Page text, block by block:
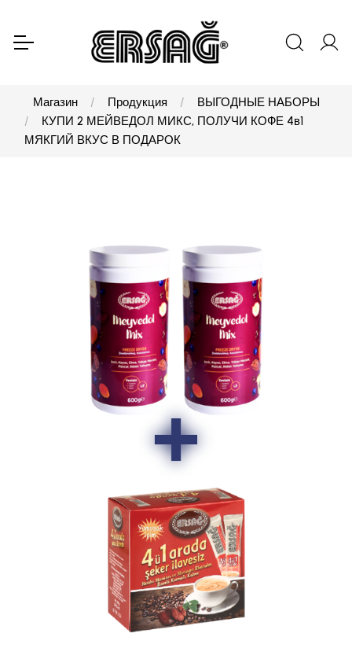
Магазин Продукция
ВЫГОДНЫЕ НАБОРЫ
КУПИ 2 МЕЙВЕДОЛ МИКС, ПОЛУЧИ КОФЕ 4в1
МЯКГИЙ ВКУС В ПОДАРОК